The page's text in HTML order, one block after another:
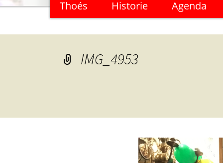
naar
de
inhoud
Thoés Historie Agenda
IMG_4953